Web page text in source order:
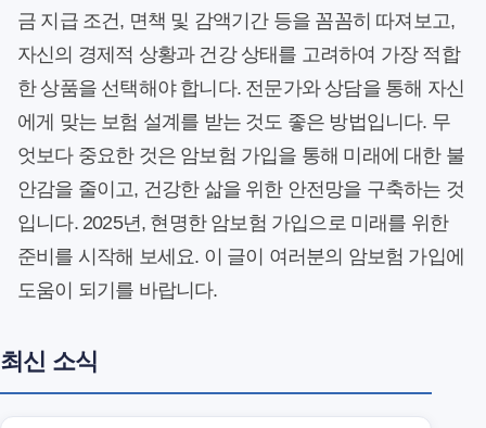
금 지급 조건, 면책 및 감액기간 등을 꼼꼼히 따져보고,
자신의 경제적 상황과 건강 상태를 고려하여 가장 적합
한 상품을 선택해야 합니다. 전문가와 상담을 통해 자신
에게 맞는 보험 설계를 받는 것도 좋은 방법입니다. 무
엇보다 중요한 것은 암보험 가입을 통해 미래에 대한 불
안감을 줄이고, 건강한 삶을 위한 안전망을 구축하는 것
입니다. 2025년, 현명한 암보험 가입으로 미래를 위한
준비를 시작해 보세요. 이 글이 여러분의 암보험 가입에
도움이 되기를 바랍니다.
최신 소식